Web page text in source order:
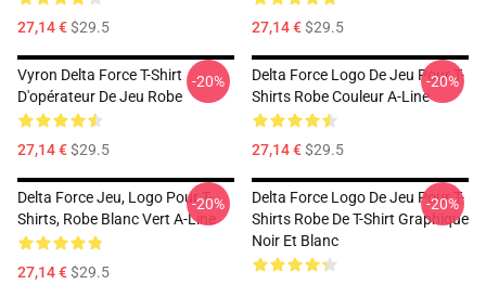
27,14 €$29.5 27,14 €$29.5
Vyron Delta Force T-Shirt
D'opérateur De Jeu Robe
27,14 €$29.5
-20%
Delta Force Logo De Jeu Pour T-
Shirts Robe Couleur A-Line
27,14 €$29.5
-20%
Delta Force Jeu, Logo Pour T-
Shirts, Robe Blanc Vert A-Line
27,14 €$29.5
-20%
Delta Force Logo De Jeu Pour T-
Shirts Robe De T-Shirt Graphique
Noir Et Blanc
-20%